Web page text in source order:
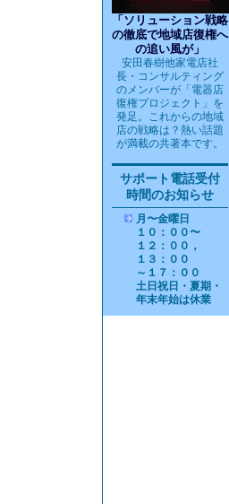
「ソリューション戦略
の徹底で地域店復権へ
の追い風が」
安田春樹他家電店社
長・コンサルティング
のメンバーが「電器店
復権プロジェクト」を
発足。これからの地域
店の戦略は？熱い話題
が満載の共著本です。
サポート電話受付
時間のお知らせ
月〜金曜日
１０：００〜
１２：００，
１３：００
～１７：００
土日祝日・夏期・
年末年始は休業